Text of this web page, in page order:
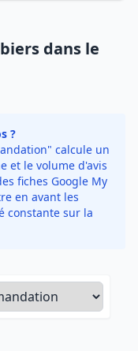
dans le
?
calcule un
et le volume d'avis
fiches Google My
en avant les
constante sur la